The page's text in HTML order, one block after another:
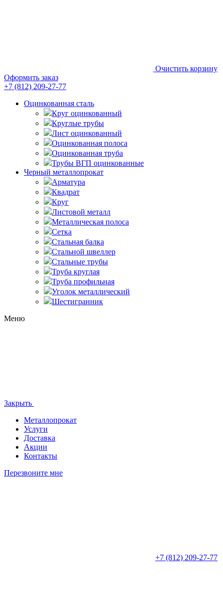
Очистить корзину
Оформить заказ
+7 (812) 209-27-77
Оцинкованная сталь
Круг оцинкованный
Круглые трубы
Лист оцинкованный
Оцинкованная полоса
Оцинкованная труба
Трубы ВГП оцинкованные
Черный металлопрокат
Арматура
Квадрат
Круг
Листовой металл
Металлическая полоса
Сетка
Стальная балка
Стальной швеллер
Стальные трубы
Труба круглая
Труба профильная
Уголок металлический
Шестигранник
Меню
Закрыть
Металлопрокат
Услуги
Доставка
Акции
Контакты
Перезвоните мне
+7 (812) 209-27-77